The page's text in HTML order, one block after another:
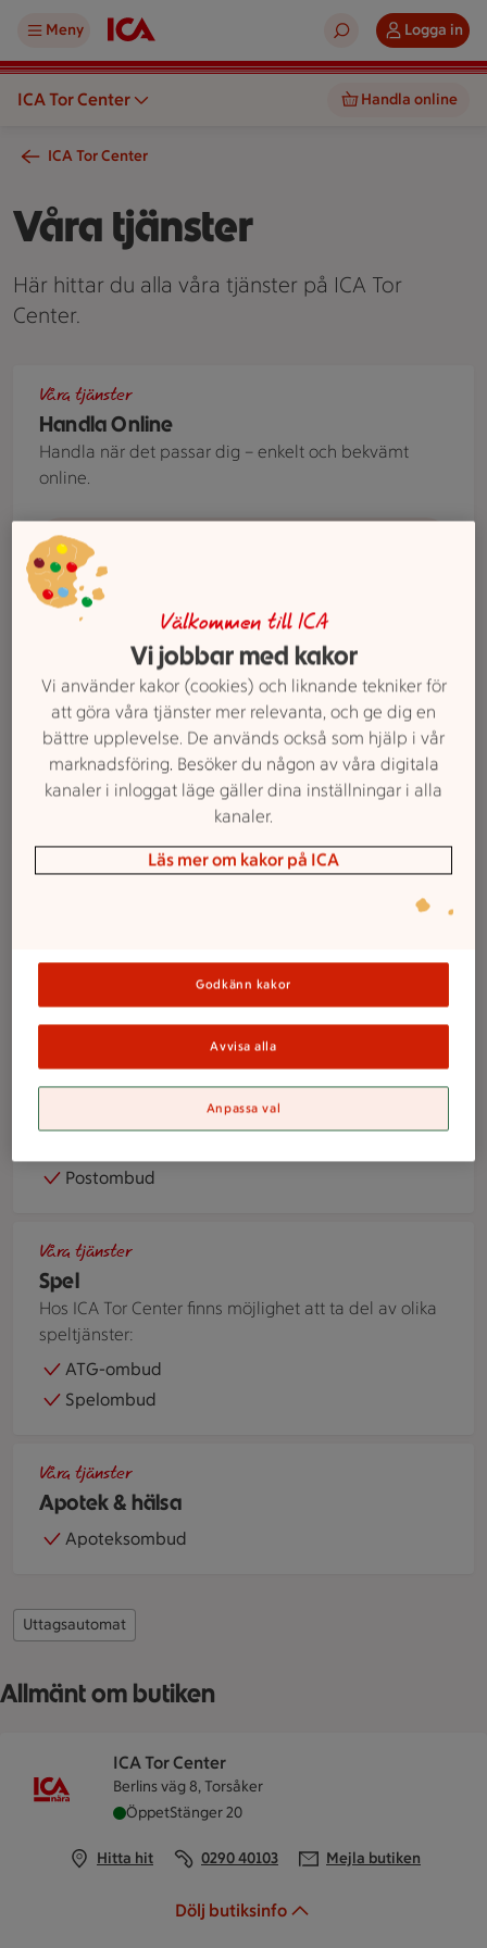
Meny Logga in
ICA Tor Center Handla online
ICA Tor Center
Våra tjänster
Här hittar du alla våra tjänster på ICA Tor
Center.
Handla Online
Våra tjänster
Handla när det passar dig – enkelt och bekvämt
online.
Charkbricka
Beställ catering
Våra tjänster
Låt ICA Tor Center ta hand om maten till din nästa
fest eller event. Vi erbjuder catering med allt från
små bufféer till större tillställningar.
Beställ catering
Handla som företag
företag.
Handla som företag
En person överlämnar ett paket till paketinlämningen i en
Postombud
Spel
Våra tjänster
Hos ICA Tor Center finns möjlighet att ta del av olika
speltjänster:
ATG-ombud
Spelombud
Apotek & hälsa
Våra tjänster
Apoteksombud
Uttagsautomat
Allmänt om butiken
ICA Tor Center
Berlins väg 8, Torsåker
ICA Tor Center är öppen nu, stänger klockan 20
ÖppetStänger 20
Hitta hit 0290 40103 Mejla butiken
Dölj butiksinfo
Välkommen till ICA
Vi jobbar med kakor
Vi använder kakor (cookies) och liknande tekniker för
att göra våra tjänster mer relevanta, och ge dig en
bättre upplevelse. De används också som hjälp i vår
marknadsföring. Besöker du någon av våra digitala
kanaler i inloggat läge gäller dina inställningar i alla
kanaler.
Läs mer om kakor på ICA
Godkänn kakor
Avvisa alla
Anpassa val